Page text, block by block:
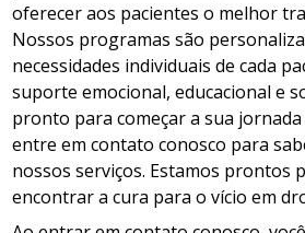
oferecer aos pacientes o melhor
Nossos programas são
necessidades individuais de cada
suporte emocional, educacional e
pronto para começar a sua
entre em contato conosco para
nossos serviços. Estamos prontos
encontrar a cura para o vício em